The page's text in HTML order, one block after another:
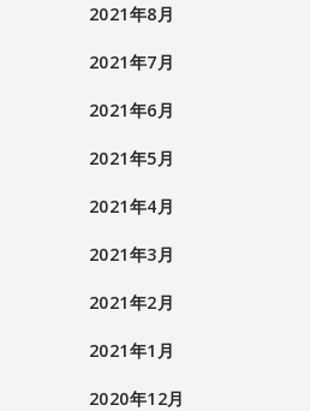
2021年8月
2021年7月
2021年6月
2021年5月
2021年4月
2021年3月
2021年2月
2021年1月
2020年12月